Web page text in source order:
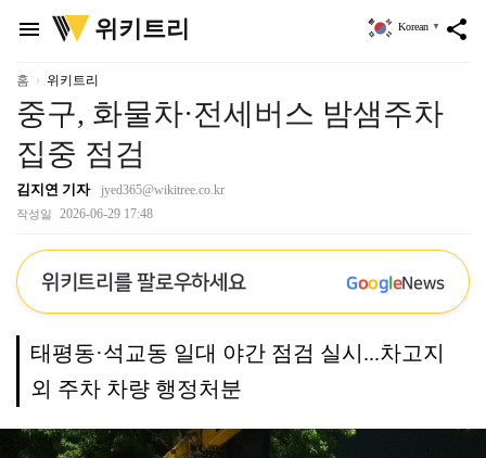
menu
위
키
리
위키트리 share
Korean ▼
홈 위키트리
중구, 화물차·전세버스 밤샘주차
집중 점검
김지연 기자 jyed365@wikitree.co.kr
작성일 2026-06-29 17:48
위키트리를 팔로우하세요 GoogleNews
태평동·석교동 일대 야간 점검 실시...차고지
외 주차 차량 행정처분